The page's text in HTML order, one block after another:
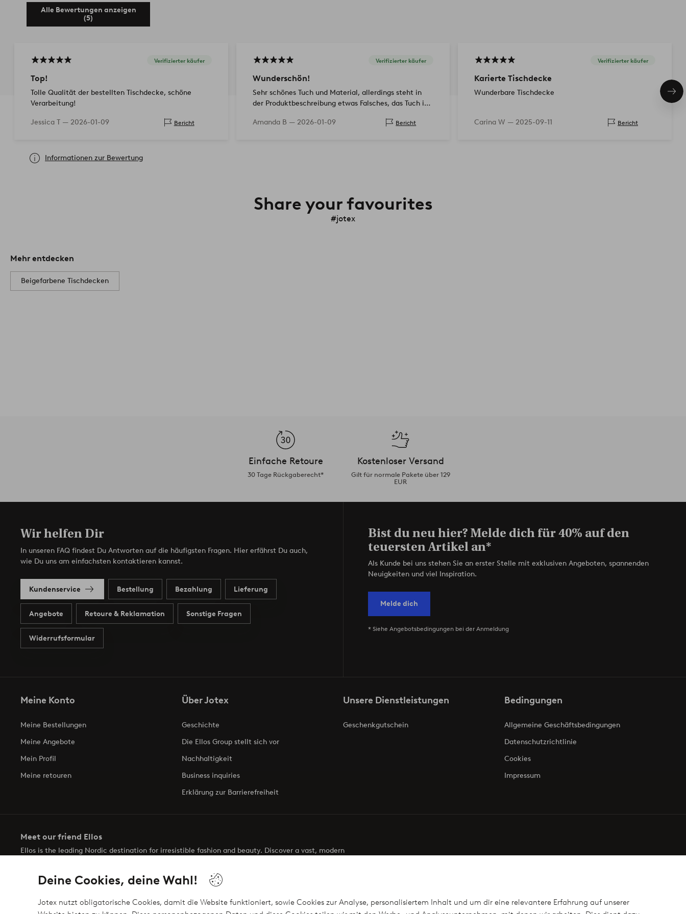
Deine Cookies, deine Wahl!
Jotex nutzt obligatorische Cookies, damit die Website funktioniert, sowie Cookies zur Analyse, personalisiertem Inhalt und um dir eine relevantere Erfahrung auf unserer
Alle Bewertungen anzeigen
(5)
Verifizierter käufer
Top!
Tolle Qualität der bestellten Tischdecke, schöne
Verarbeitung!
Jessica T — 2026-01-09 Bericht
Verifizierter käufer
Wunderschön!
Sehr schönes Tuch und Material, allerdings steht in
der Produktbeschreibung etwas Falsches, das Tuch ist
Amanda B — 2026-01-09 Bericht
Verifizierter käufer
Karierte Tischdecke
Wunderbare Tischdecke
Carina W — 2025-09-11 Bericht
Informationen zur Bewertung
Share your favourites
#jotex
Mehr entdecken
Beigefarbene Tischdecken
Einfache Retoure
30 Tage Rückgaberecht*
Kostenloser Versand
Gilt für normale Pakete über 129
EUR
Wir helfen Dir
In unseren FAQ findest Du Antworten auf die häufigsten Fragen. Hier erfährst Du auch,
wie Du uns am einfachsten kontaktieren kannst.
Kundenservice Bestellung Bezahlung Lieferung
Angebote Retoure & Reklamation Sonstige Fragen
Widerrufsformular
Bist du neu hier? Melde dich für 40% auf den
teuersten Artikel an*
Als Kunde bei uns stehen Sie an erster Stelle mit exklusiven Angeboten, spannenden
Neuigkeiten und viel Inspiration.
Melde dich
* Siehe Angebotsbedingungen bei der Anmeldung
Meine Konto
Meine Bestellungen
Meine Angebote
Mein Profil
Meine retouren
Über Jotex
Geschichte
Die Ellos Group stellt sich vor
Nachhaltigkeit
Business inquiries
Erklärung zur Barrierefreiheit
Unsere Dienstleistungen
Geschenkgutschein
Bedingungen
Allgemeine Geschäftsbedingungen
Datenschutzrichtlinie
Cookies
Impressum
Meet our friend Ellos
Ellos is the leading Nordic destination for irresistible fashion and beauty. Discover a vast, modern